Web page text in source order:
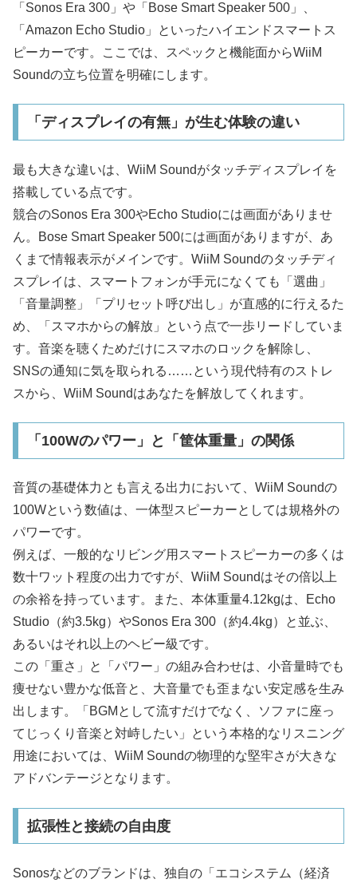
「Sonos Era 300」や「Bose Smart Speaker 500」、
「Amazon Echo Studio」といったハイエンドスマートス
ピーカーです。ここでは、スペックと機能面からWiiM
Soundの立ち位置を明確にします。
「ディスプレイの有無」が生む体験の違い
最も大きな違いは、WiiM Soundがタッチディスプレイを
搭載している点です。
競合のSonos Era 300やEcho Studioには画面がありませ
ん。Bose Smart Speaker 500には画面がありますが、あ
くまで情報表示がメインです。WiiM Soundのタッチディ
スプレイは、スマートフォンが手元になくても「選曲」
「音量調整」「プリセット呼び出し」が直感的に行えるた
め、「スマホからの解放」という点で一歩リードしていま
す。音楽を聴くためだけにスマホのロックを解除し、
SNSの通知に気を取られる……という現代特有のストレ
スから、WiiM Soundはあなたを解放してくれます。
「100Wのパワー」と「筐体重量」の関係
音質の基礎体力とも言える出力において、WiiM Soundの
100Wという数値は、一体型スピーカーとしては規格外の
パワーです。
例えば、一般的なリビング用スマートスピーカーの多くは
数十ワット程度の出力ですが、WiiM Soundはその倍以上
の余裕を持っています。また、本体重量4.12kgは、Echo
Studio（約3.5kg）やSonos Era 300（約4.4kg）と並ぶ、
あるいはそれ以上のヘビー級です。
この「重さ」と「パワー」の組み合わせは、小音量時でも
痩せない豊かな低音と、大音量でも歪まない安定感を生み
出します。「BGMとして流すだけでなく、ソファに座っ
てじっくり音楽と対峙したい」という本格的なリスニング
用途においては、WiiM Soundの物理的な堅牢さが大きな
アドバンテージとなります。
拡張性と接続の自由度
Sonosなどのブランドは、独自の「エコシステム（経済